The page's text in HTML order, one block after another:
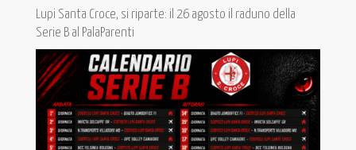
Lupi Santa Croce, si riparte: il 26 agosto il raduno della
Serie B al PalaParenti